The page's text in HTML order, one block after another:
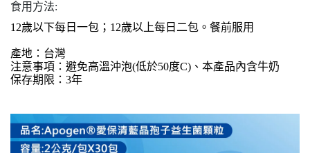
食用方法:
12歲以下每日一包； 12歲以上每日二包。餐前服用
產地：台灣
注意事項：避免高溫沖泡(低於50度C)、本產品內含牛奶
保存期限：3年